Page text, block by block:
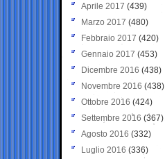
Aprile 2017 (439)
Marzo 2017 (480)
Febbraio 2017 (420)
Gennaio 2017 (453)
Dicembre 2016 (438)
Novembre 2016 (438)
Ottobre 2016 (424)
Settembre 2016 (367)
Agosto 2016 (332)
Luglio 2016 (336)